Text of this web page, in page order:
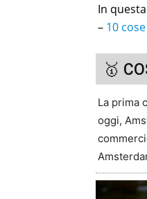
In
– 10
🥇
La prima
oggi,